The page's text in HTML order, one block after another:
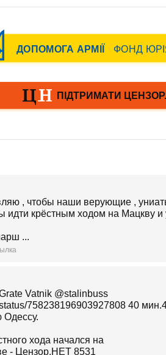
, чтобы наши верующие ,
идти крёстным ходом на Мацкву
...
‏@stalinbuss
758238196903927808 40